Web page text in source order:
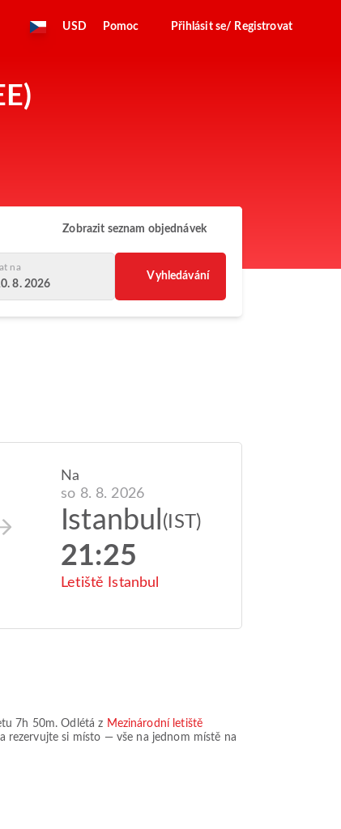
USD Pomoc Přihlásit se/ Registrovat
Zobrazit seznam objednávek
na
8. 2026
Vyhledávání
Na
so 8. 8. 2026
Istanbul (IST)
21:25
Letiště Istanbul
7h 50m. Odlétá z Mezinárodní letiště
rezervujte si místo — vše na jednom místě na